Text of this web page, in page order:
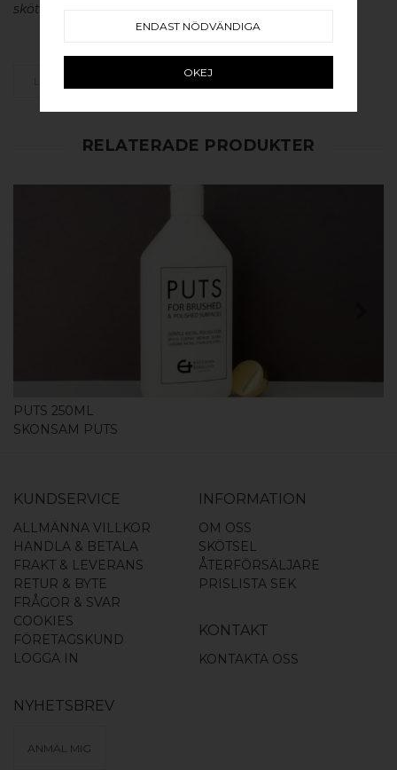
skötsel av våra produkter läs mer
RELATERADE PRODUKTER
PUTS 250ML
SKONSAM PUTS
KUNDSERVICE
ALLMÄNNA VILLKOR
HANDLA & BETALA
FRAKT & LEVERANS
RETUR & BYTE
FRÅGOR & SVAR
COOKIES
FÖRETAGSKUND
LOGGA IN
INFORMATION
OM OSS
SKÖTSEL
ÅTERFÖRSÄLJARE
PRISLISTA SEK
KONTAKT
KONTAKTA OSS
NYHETSBREV
ANMÄL MIG
ENDAST NÖDVÄNDIGA
OKEJ